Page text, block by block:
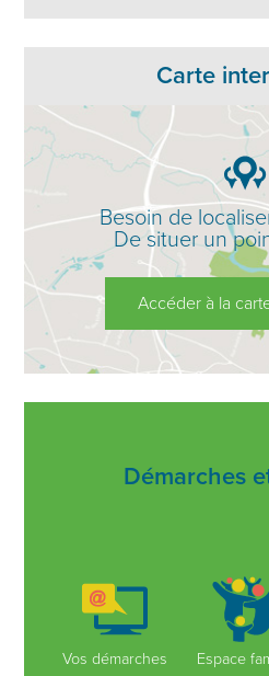
Carte
Besoin de
De situer un
Accéder à la
Démarches
Vos démarches Espace